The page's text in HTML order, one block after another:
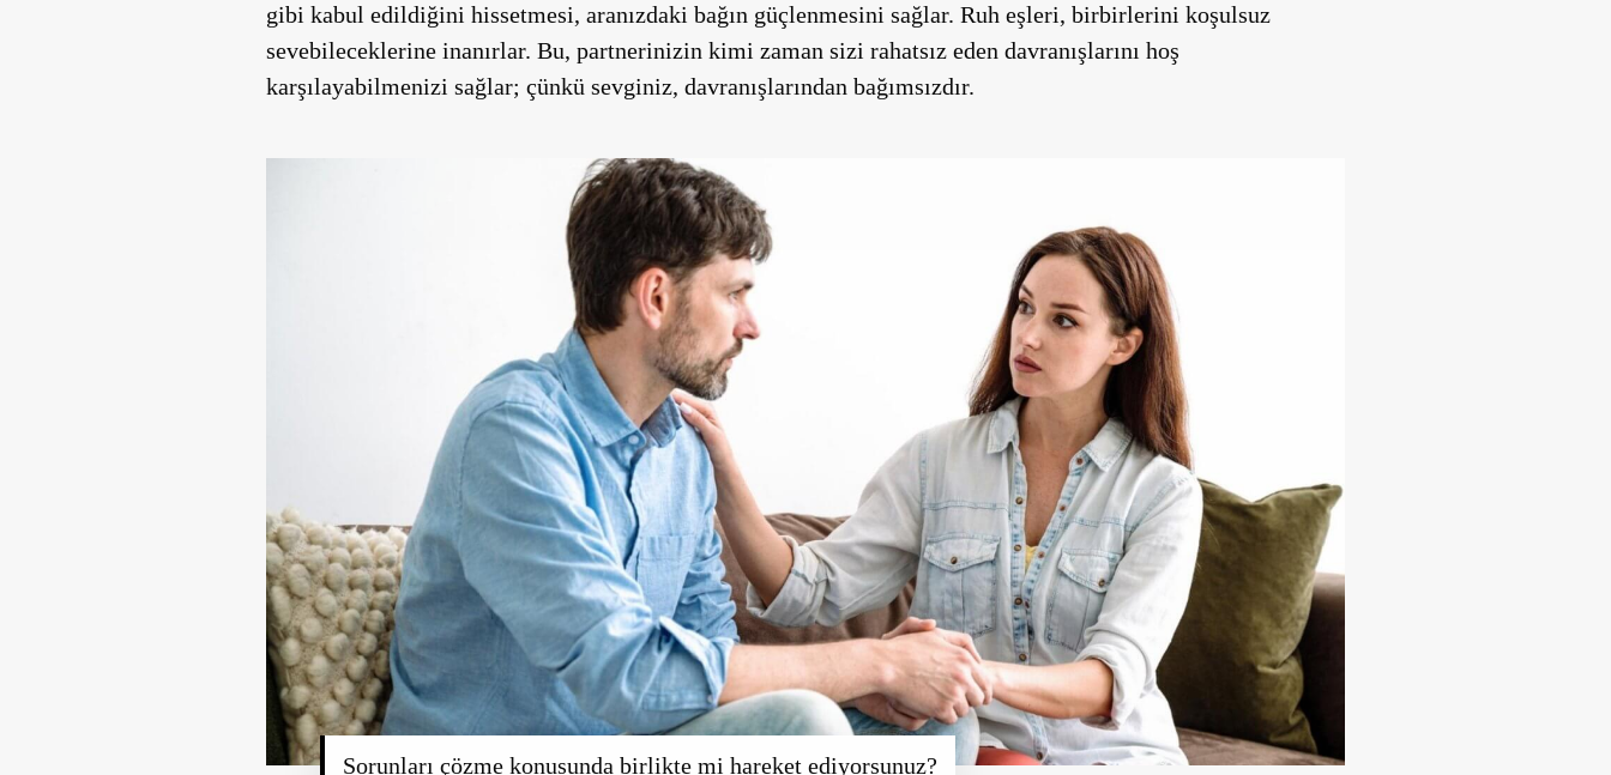
gibi kabul edildiğini hissetmesi, aranızdaki bağın güçlenmesini sağlar. Ruh eşleri, birbirlerini koşulsuz
sevebileceklerine inanırlar. Bu, partnerinizin kimi zaman sizi rahatsız eden davranışlarını hoş
karşılayabilmenizi sağlar; çünkü sevginiz, davranışlarından bağımsızdır.
Sorunları çözme konusunda birlikte mi hareket ediyorsunuz?